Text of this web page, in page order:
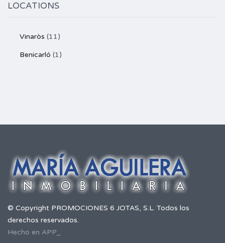
LOCATIONS
Vinaròs (11)
Benicarló (1)
© Copyright PROMOCIONES 6 JOTAS, S.L. Todos los
derechos reservados.
Hecho en APP_